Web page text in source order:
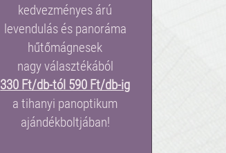
kedvezményes árú
levendulás és panoráma
hűtőmágnesek
nagy választékából
330 Ft/db-tól 590 Ft/db-ig
a tihanyi panoptikum
ajándékboltjában!